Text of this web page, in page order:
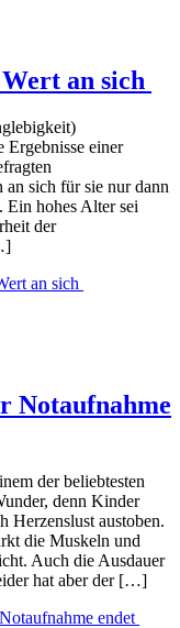
an sich
Ergebnisse einer
an sich für sie nur dann
Ein hohes Alter sei
der
an sich
Notaufnahme
der beliebtesten
denn Kinder
Herzenslust austoben.
die Muskeln und
Auch die Ausdauer
hat aber der […]
endet